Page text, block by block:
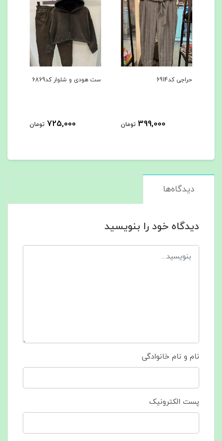
حراجی کد6914
399,000 تومان
ست هودی و شلوار کد6869
725,000 تومان
دیدگاه‌ها
دیدگاه خود را بنویسید
نام و نام خانوادگی
پست الکترونیک